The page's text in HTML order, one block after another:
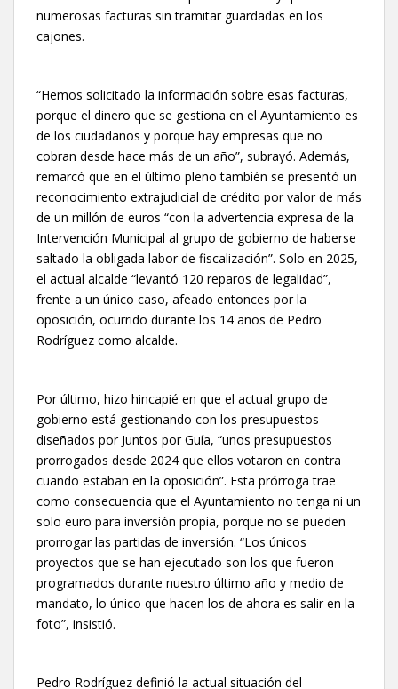
numerosas facturas sin tramitar guardadas en los
cajones.
“Hemos solicitado la información sobre esas facturas,
porque el dinero que se gestiona en el Ayuntamiento es
de los ciudadanos y porque hay empresas que no
cobran desde hace más de un año”, subrayó. Además,
remarcó que en el último pleno también se presentó un
reconocimiento extrajudicial de crédito por valor de más
de un millón de euros “con la advertencia expresa de la
Intervención Municipal al grupo de gobierno de haberse
saltado la obligada labor de fiscalización”. Solo en 2025,
el actual alcalde “levantó 120 reparos de legalidad”,
frente a un único caso, afeado entonces por la
oposición, ocurrido durante los 14 años de Pedro
Rodríguez como alcalde.
Por último, hizo hincapié en que el actual grupo de
gobierno está gestionando con los presupuestos
diseñados por Juntos por Guía, “unos presupuestos
prorrogados desde 2024 que ellos votaron en contra
cuando estaban en la oposición”. Esta prórroga trae
como consecuencia que el Ayuntamiento no tenga ni un
solo euro para inversión propia, porque no se pueden
prorrogar las partidas de inversión. “Los únicos
proyectos que se han ejecutado son los que fueron
programados durante nuestro último año y medio de
mandato, lo único que hacen los de ahora es salir en la
foto”, insistió.
Pedro Rodríguez definió la actual situación del